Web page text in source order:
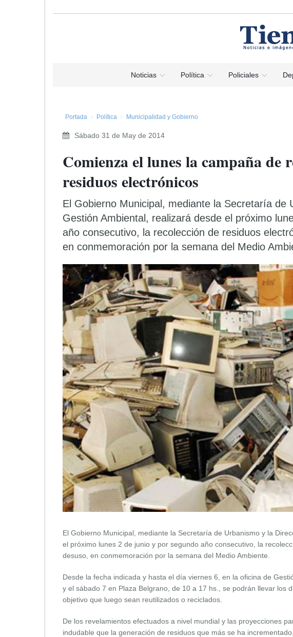
Noticias Política Policiales
Portada Política Municipalidad y Gobierno
Sábado 31 de May de 2014
Comienza el lunes la campaña de
residuos electrónicos
El Gobierno Municipal, mediante la Secretaría de
Gestión Ambiental, realizará desde el próximo
año consecutivo, la recolección de residuos
en conmemoración por la semana del Medio
El Gobierno Municipal, mediante la Secretaría de Urbanismo y la
el próximo lunes 2 de junio y por segundo año consecutivo, la
desuso, en conmemoración por la semana del Medio Ambiente.
Desde la fecha indicada y hasta el día viernes 6, en la oficina de
y el sábado 7 en Plaza Belgrano, de 10 a 17 hs., se podrán llevar los
objetivo que luego sean reutilizados o reciclados.
De los revelamientos efectuados a nivel mundial y las proyecciones
indudable que la generación de residuos que más se ha